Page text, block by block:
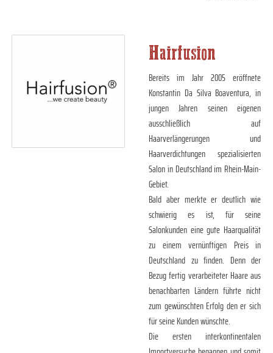
Hairfusion
Bereits im Jahr 2005 eröffnete
Konstantin Da Silva Boaventura, in
jungen Jahren seinen eigenen
ausschließlich auf
Haarverlängerungen und
Haarverdichtungen spezialisierten
Salon in Deutschland im Rhein-Main-
Gebiet.
Bald aber merkte er deutlich wie
schwierig es ist, für seine
Salonkunden eine gute Haarqualität
zu einem vernünftigen Preis in
Deutschland zu finden. Denn der
Bezug fertig verarbeiteter Haare aus
benachbarten Ländern führte nicht
zum gewünschten Erfolg den er sich
für seine Kunden wünschte.
Die ersten interkontinentalen